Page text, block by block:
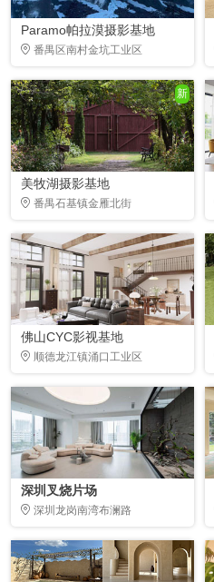
Paramo帕拉漠摄影基地
番禺区南村金坑工业区
新
美牧湖摄影基地
番禺石基镇金雁北街
佛山CYC影视基地
顺德龙江镇涌口工业区
深圳叉烧片场
深圳龙岗南湾布澜路